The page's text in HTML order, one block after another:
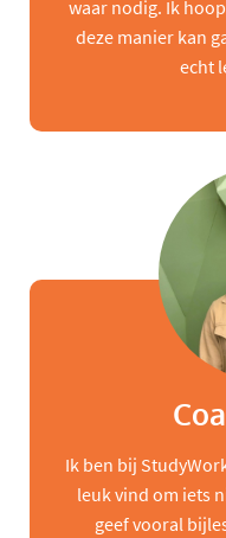
waar nodig. Ik
deze manier kan
echt
Ik ben bij
leuk vind om iets
geef vooral